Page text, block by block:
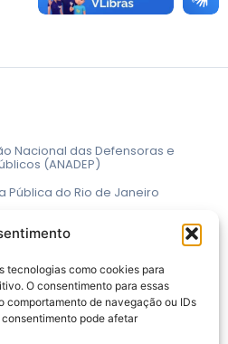
tecnologias como cookies para
O consentimento para essas
comportamento de navegação ou IDs
pode afetar
Nacional das Defensoras e
(ANADEP)
Pública do Rio de Janeiro
do Estado do Rio de